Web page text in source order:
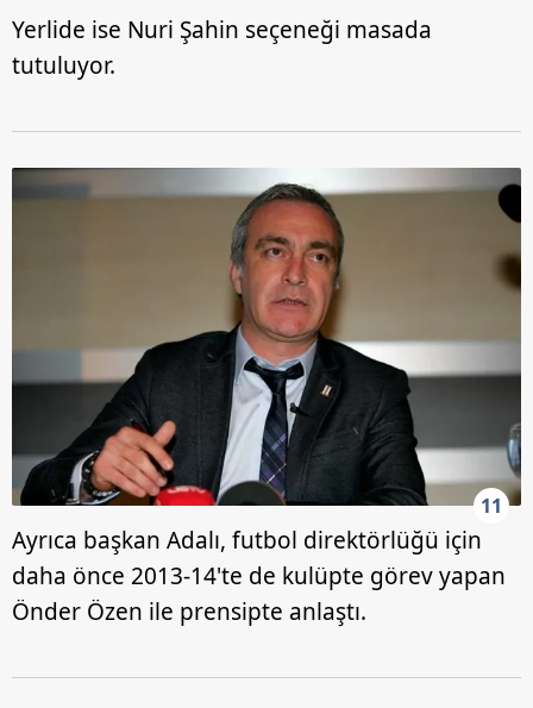
Yerlide ise Nuri Şahin seçeneği masada
tutuluyor.
11
Ayrıca başkan Adalı, futbol direktörlüğü için
daha önce 2013-14'te de kulüpte görev yapan
Önder Özen ile prensipte anlaştı.